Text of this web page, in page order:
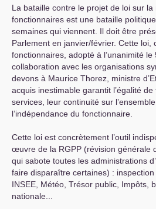
La bataille contre le projet de loi sur la
fonctionnaires est une bataille
semaines qui viennent. Il doit être
Parlement en janvier/février. Cette loi,
fonctionnaires, adopté à l’unanimité
collaboration avec les organisations
devons à Maurice Thorez, ministre
acquis inestimable garantit l’égalité
services, leur continuité sur
l’indépendance du fonctionnaire.
Cette loi est concrètement l’outil
œuvre de la RGPP (révision générale
qui sabote toutes les administrations
faire disparaître certaines) : inspection
INSEE , Météo, Trésor public, Impôts,
nationale...